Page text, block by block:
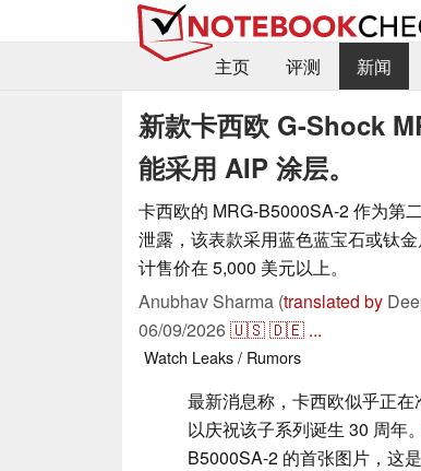
主页
评测 新闻
新款卡西欧 G-Shock
能采用 AIP 涂层。
卡西欧的 MRG-B5000SA-2 作为第
泄露，该表款采用蓝色蓝宝石或钛
计售价在 5,000 美元以上。
Anubhav Sharma (translated by
06/09/2026🇺🇸🇩🇪 ...
Watch Leaks / Rumors
最新消息称，卡西欧似乎正在
以庆祝该子系列诞生 30 周年。
B5000SA-2 的首张图片，这